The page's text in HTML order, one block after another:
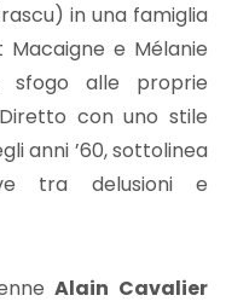
in una famiglia
e Mélanie
alle proprie
con uno stile
anni ’60, sottolinea
tra delusioni e
Alain Cavalier